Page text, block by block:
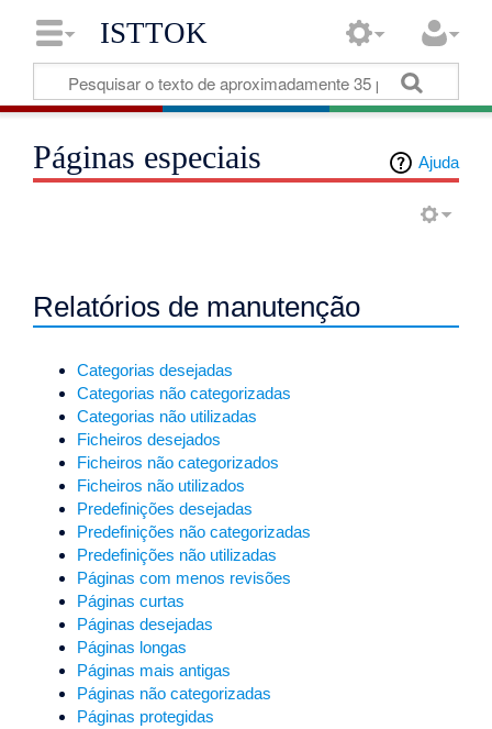
ISTTOK
Ajuda
Páginas especiais
Relatórios de manutenção
Categorias desejadas
Categorias não categorizadas
Categorias não utilizadas
Ficheiros desejados
Ficheiros não categorizados
Ficheiros não utilizados
Predefinições desejadas
Predefinições não categorizadas
Predefinições não utilizadas
Páginas com menos revisões
Páginas curtas
Páginas desejadas
Páginas longas
Páginas mais antigas
Páginas não categorizadas
Páginas protegidas